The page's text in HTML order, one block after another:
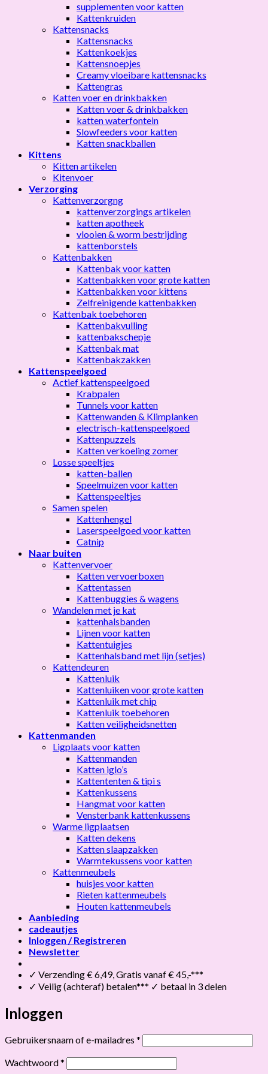
supplementen voor katten
Kattenkruiden
Kattensnacks
Kattensnacks
Kattenkoekjes
Kattensnoepjes
Creamy vloeibare kattensnacks
Kattengras
Katten voer en drinkbakken
Katten voer & drinkbakken
katten waterfontein
Slowfeeders voor katten
Katten snackballen
Kittens
Kitten artikelen
Kitenvoer
Verzorging
Kattenverzorgng
kattenverzorgings artikelen
katten apotheek
vlooien & worm bestrijding
kattenborstels
Kattenbakken
Kattenbak voor katten
Kattenbakken voor grote katten
Kattenbakken voor kittens
Zelfreinigende kattenbakken
Kattenbak toebehoren
Kattenbakvulling
kattenbakschepje
Kattenbak mat
Kattenbakzakken
Kattenspeelgoed
Actief kattenspeelgoed
Krabpalen
Tunnels voor katten
Kattenwanden & Klimplanken
electrisch-kattenspeelgoed
Kattenpuzzels
Katten verkoeling zomer
Losse speeltjes
katten-ballen
Speelmuizen voor katten
Kattenspeeltjes
Samen spelen
Kattenhengel
Laserspeelgoed voor katten
Catnip
Naar buiten
Kattenvervoer
Katten vervoerboxen
Kattentassen
Kattenbuggies & wagens
Wandelen met je kat
kattenhalsbanden
Lijnen voor katten
Kattentuigjes
Kattenhalsband met lijn (setjes)
Kattendeuren
Kattenluik
Kattenluiken voor grote katten
Kattenluik met chip
Kattenluik toebehoren
Katten veiligheidsnetten
Kattenmanden
Ligplaats voor katten
Kattenmanden
Katten iglo’s
Kattententen & tipi s
Kattenkussens
Hangmat voor katten
Vensterbank kattenkussens
Warme ligplaatsen
Katten dekens
Katten slaapzakken
Warmtekussens voor katten
Kattenmeubels
huisjes voor katten
Rieten kattenmeubels
Houten kattenmeubels
Aanbieding
cadeautjes
Inloggen / Registreren
Newsletter
✓ Verzending € 6,49, Gratis vanaf € 45,-***
✓ Veilig (achteraf) betalen*** ✓ betaal in 3 delen
Inloggen
Gebruikersnaam of e-mailadres * Vereist
Wachtwoord* Vereist